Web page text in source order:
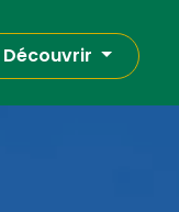
Découvrir